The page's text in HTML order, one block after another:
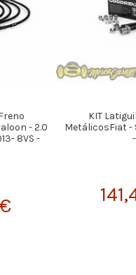
- 2.0
8VS -
KIT
MetálicosFiat -
-